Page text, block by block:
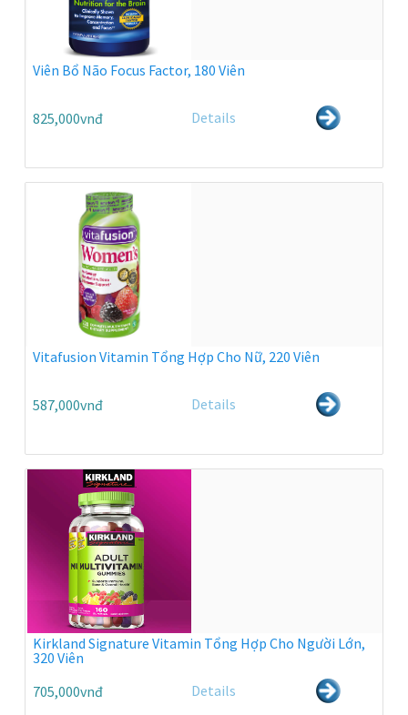
Viên Bổ Não Focus Factor, 180 Viên
825,000vnđ Details
Vitafusion Vitamin Tổng Hợp Cho Nữ, 220 Viên
587,000vnđ Details
Kirkland Signature Vitamin Tổng Hợp Cho Người Lớn,
320 Viên
705,000vnđ
Details